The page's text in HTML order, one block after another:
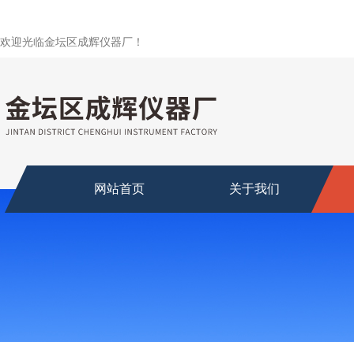
欢迎光临金坛区成辉仪器厂！
网站首页 关于我们